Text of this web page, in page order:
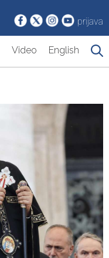
prijava
Video English